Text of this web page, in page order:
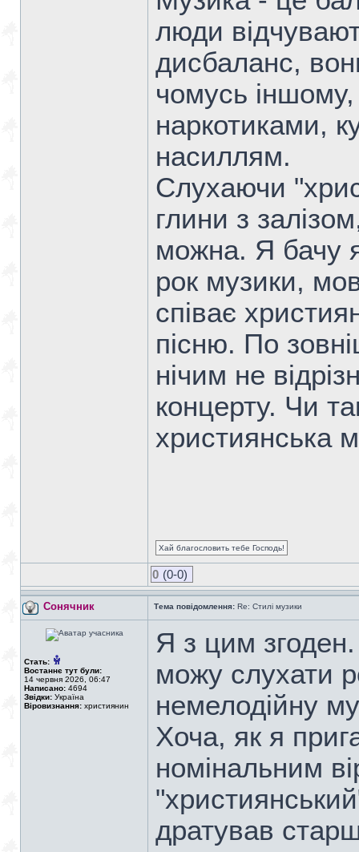
люди
дисбаланс,
чомусь
наркотиками,
насиллям.
Слухаючи
глини з
можна. Я бачу
рок музики, мов
співає
пісню. По
нічим не
концерту. Чи
християнська
Хай благословить тебе Господь!
0 (0-0)
Сонячник Тема повідомлення: Re: Стилі музики
Стать:
Востаннє тут були:
14 червня 2026, 06:47
Написано: 4694
Звідки: Україна
Віровизнання: християнин
Я з цим
можу слухати
немелодійну
Хоча, як я
номінальним
дратував